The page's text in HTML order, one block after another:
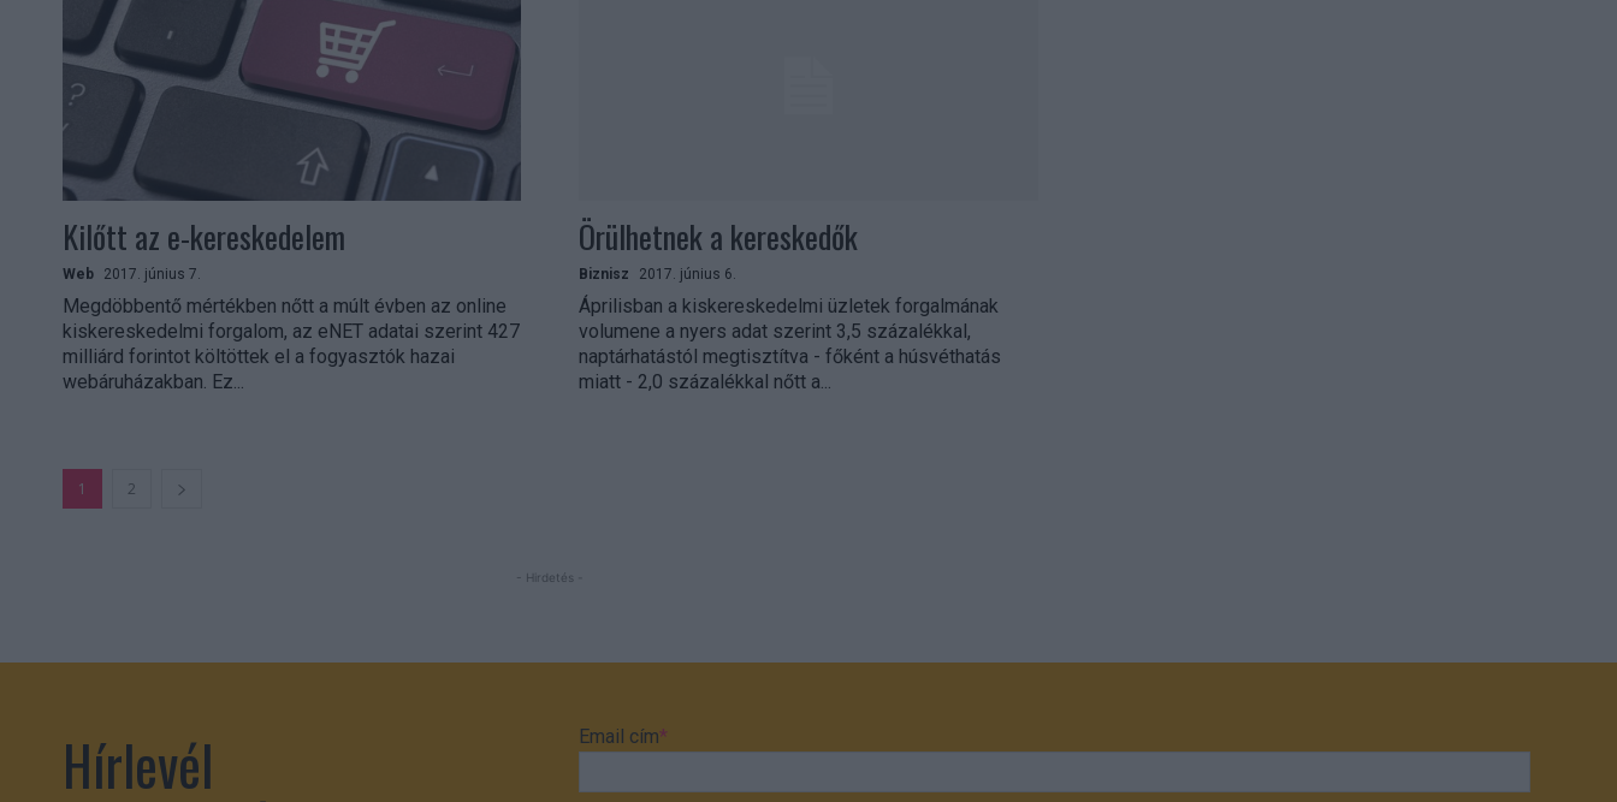
Kilőtt az e-kereskedelem
Web 2017. június 7.
Megdöbbentő mértékben nőtt a múlt évben az online
kiskereskedelmi forgalom, az eNET adatai szerint 427
milliárd forintot költöttek el a fogyasztók hazai
webáruházakban. Ez...
Örülhetnek a kereskedők
Biznisz 2017. június 6.
Áprilisban a kiskereskedelmi üzletek forgalmának
volumene a nyers adat szerint 3,5 százalékkal,
naptárhatástól megtisztítva - főként a húsvéthatás
miatt - 2,0 százalékkal nőtt a...
1 2
- Hirdetés -
Hírlevél Email cím*